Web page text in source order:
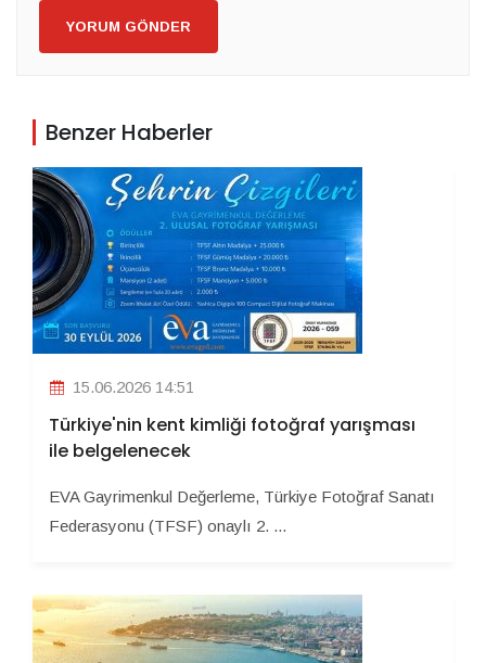
YORUM GÖNDER
Benzer Haberler
15.06.2026 14:51
Türkiye'nin kent kimliği fotoğraf yarışması
ile belgelenecek
EVA Gayrimenkul Değerleme, Türkiye Fotoğraf Sanatı
Federasyonu (TFSF) onaylı 2. ...